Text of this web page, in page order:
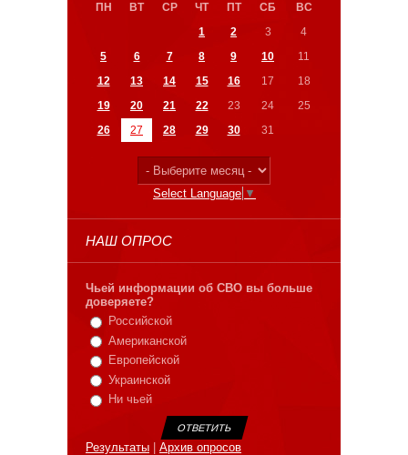
ПН ВТ СР ЧТ ПТ СБ
ВС
1
2 3
4
5
6 7 8 9 10
11
12
13 14 15 16 17
18
19
20 21 22 23 24
25
26
27 28 29 30 31
Select Language ▼
НАШ ОПРОС
Чьей информации об СВО вы больше
доверяете?
Российской
Американской
Европейской
Украинской
Ни чьей
Результаты
Архив опросов